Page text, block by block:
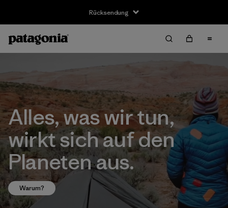
Rücksendung
Alles, was wir tun,
wirkt sich auf den
Planeten aus.
Warum?